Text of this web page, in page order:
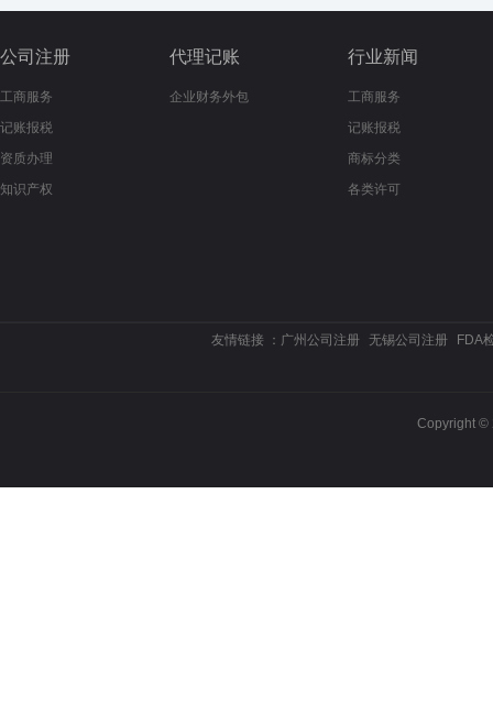
公司注册
工商服务
记账报税
资质办理
知识产权
代理记账
企业财务外包
行业新闻
工商服务
记账报税
商标分类
各类许可
友情链接 ： 广州公司注册 无锡公司注册 FDA
Copyright ©